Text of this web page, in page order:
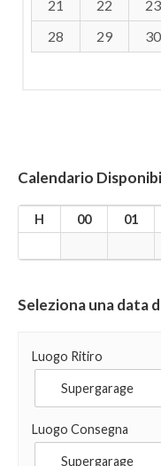
21
22 23
28
29 30
Calendario
H 00 01
Seleziona una data
Luogo Ritiro
Luogo Consegna